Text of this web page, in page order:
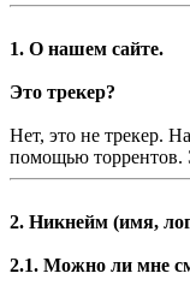
1. О нашем сайте.
Это трекер?
Нет, это не трекер.
помощью торрентов.
2. Никнейм (имя,
2.1. Можно ли мне